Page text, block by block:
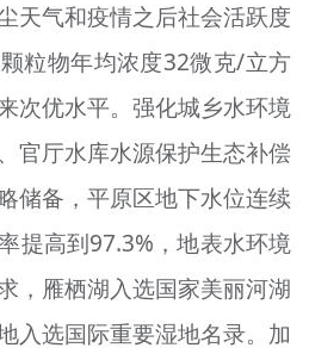
天气和疫情之后社会活跃度
粒物年均浓度32微克/立方
次优水平。强化城乡水环境
官厅水库水源保护生态补偿
储备，平原区地下水位连续
提高到97.3%，地表水环境
，雁栖湖入选国家美丽河湖
入选国际重要湿地名录。加